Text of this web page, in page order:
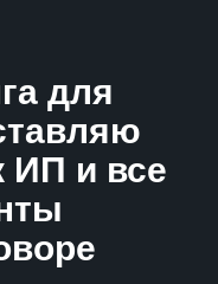
для
ИП и все